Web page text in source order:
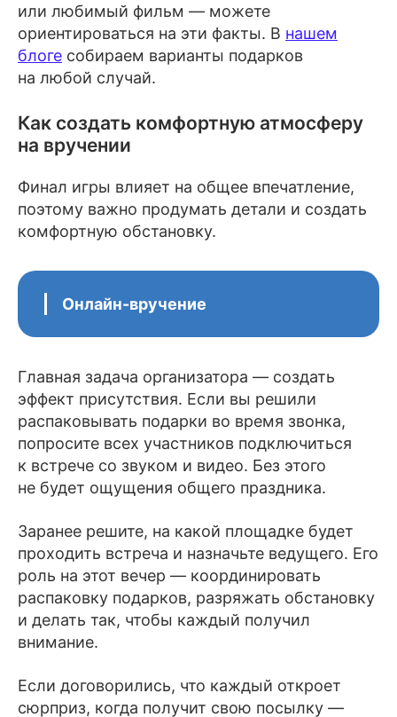
или любимый фильм — можете
ориентироваться на эти факты. В нашем
блоге собираем варианты подарков
на любой случай.
Как создать комфортную атмосферу
на вручении
Финал игры влияет на общее впечатление,
поэтому важно продумать детали и создать
комфортную обстановку.
Онлайн-вручение
Главная задача организатора — создать
эффект присутствия. Если вы решили
распаковывать подарки во время звонка,
попросите всех участников подключиться
к встрече со звуком и видео. Без этого
не будет ощущения общего праздника.
Заранее решите, на какой площадке будет
проходить встреча и назначьте ведущего. Его
роль на этот вечер — координировать
распаковку подарков, разряжать обстановку
и делать так, чтобы каждый получил
внимание.
Если договорились, что каждый откроет
сюрприз, когда получит свою посылку —